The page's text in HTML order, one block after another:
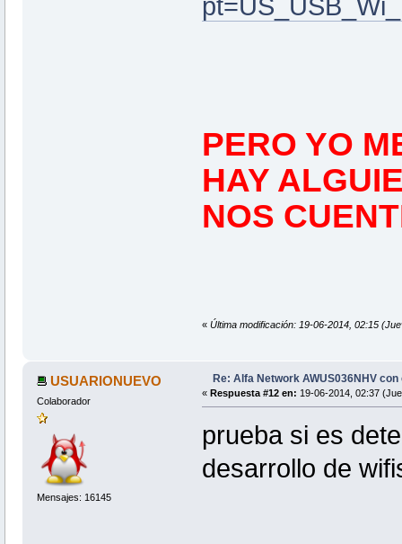
PERO YO
HAY
NOS
« Última modificación: 19-06-2014, 02:15
USUARIONUEVO
Colaborador
Mensajes: 16145
Re: Alfa Network AWUS036NHV
« Respuesta #12 en: 19-06-2014, 02:37
prueba si es
desarrollo de